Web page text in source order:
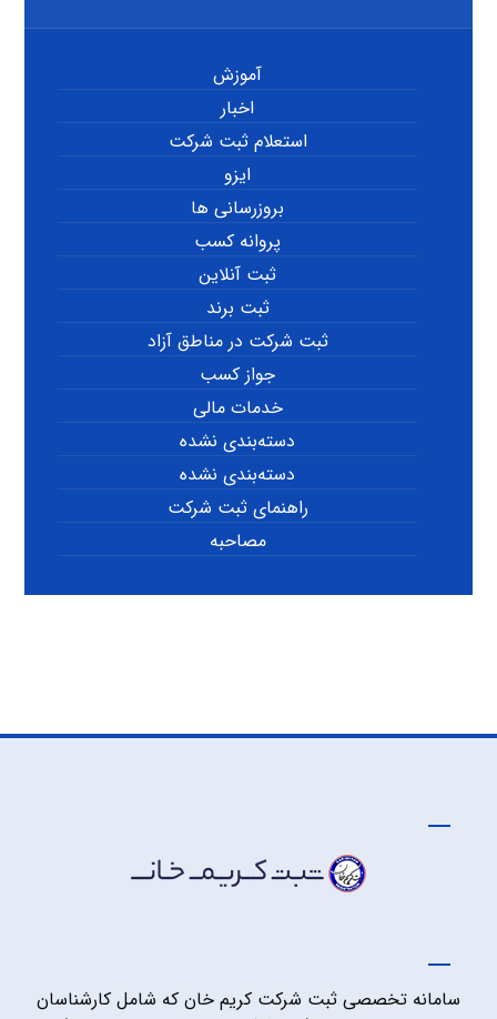
آموزش
اخبار
استعلام ثبت شرکت
ایزو
بروزرسانی ها
پروانه کسب
ثبت آنلاین
ثبت برند
ثبت شرکت در مناطق آزاد
جواز کسب
خدمات مالی
دسته‌بندی نشده
دسته‌بندی نشده
راهنمای ثبت شرکت
مصاحبه
سامانه تخصصی ثبت شرکت کریم خان که شامل کارشناسان